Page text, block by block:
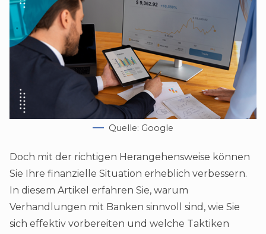
Quelle: Google
Doch mit der richtigen Herangehensweise können
Sie Ihre finanzielle Situation erheblich verbessern.
In diesem Artikel erfahren Sie, warum
Verhandlungen mit Banken sinnvoll sind, wie Sie
sich effektiv vorbereiten und welche Taktiken